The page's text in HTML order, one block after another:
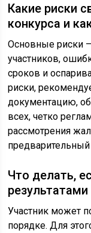
Какие риски
конкурса и
Основные риски
участников,
сроков и
риски,
документацию,
всех, четко
рассмотрения
предварительный
Что делать,
Участник может
порядке. Для